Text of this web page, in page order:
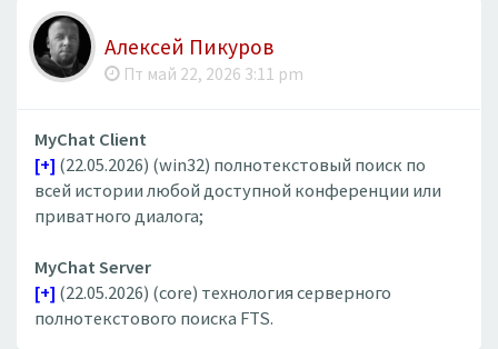
Алексей Пикуров
Пт май 22, 2026 3:11 pm
MyChat Client
[+] (22.05.2026) (win32) полнотекстовый поиск по
всей истории любой доступной конференции или
приватного диалога;
MyChat Server
[+] (22.05.2026) (core) технология серверного
полнотекстового поиска FTS.